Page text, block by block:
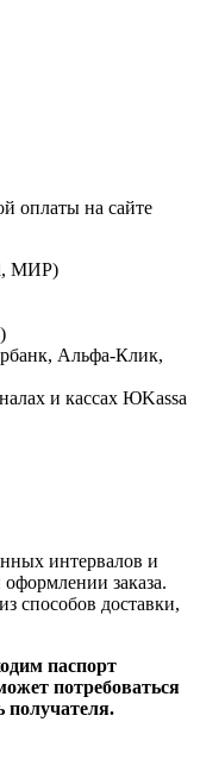
оплаты на сайте
МИР)
Альфа-Клик,
и кассах ЮKassa
интервалов и
заказа.
способов доставки,
паспорт
потребоваться
получателя.